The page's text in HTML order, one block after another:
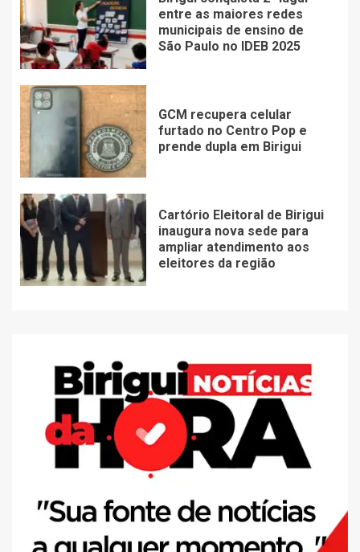
entre as maiores redes
municipais de ensino de
São Paulo no IDEB 2025
GCM recupera celular
furtado no Centro Pop e
prende dupla em Birigui
Cartório Eleitoral de Birigui
inaugura nova sede para
ampliar atendimento aos
eleitores da região